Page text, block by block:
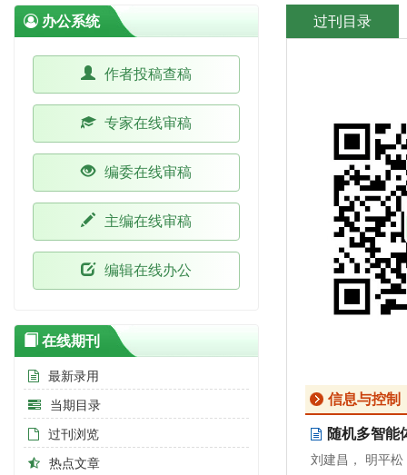
过刊目录
信息与控制
随机多智能
刘建昌， 明平松
办公系统
作者投稿查稿
专家在线审稿
编委在线审稿
主编在线审稿
编辑在线办公
在线期刊
最新录用
当期目录
过刊浏览
热点文章